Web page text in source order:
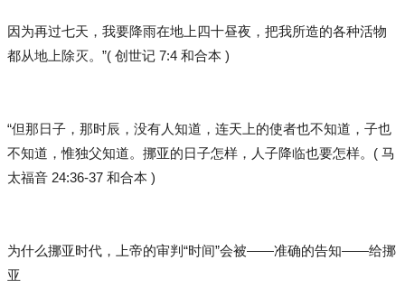
因为再过七天，我要降雨在地上四十昼夜，把我所造的各种活物
都从地上除灭。”( 创世记 7:4 和合本 )
“但那日子，那时辰，没有人知道，连天上的使者也不知道，子也
不知道，惟独父知道。挪亚的日子怎样，人子降临也要怎样。( 马
太福音 24:36-37 和合本 )
为什么挪亚时代，上帝的审判“时间”会被——准确的告知——给挪
亚